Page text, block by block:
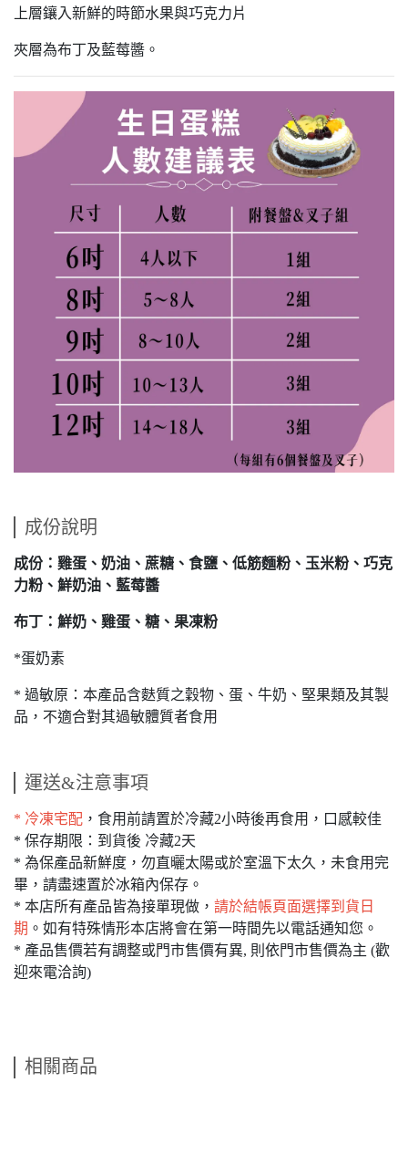
上層鑲入新鮮的時節水果與巧克力片
夾層為布丁及藍莓醬。
成份說明
成份：雞蛋、奶油、蔗糖、食鹽、低筋麵粉、玉米粉、巧克
力粉、鮮奶油、藍莓醬
布丁：鮮奶、雞蛋、糖、果凍粉
*蛋奶素
* 過敏原：本產品含麩質之穀物、蛋、牛奶、堅果類及其製
品，不適合對其過敏體質者食用
運送&注意事項
* 冷凍宅配 ，食用前請置於冷藏2小時後再食用，口感較佳
* 保存期限：到貨後 冷藏2天
* 為保產品新鮮度，勿直曬太陽或於室溫下太久，未食用完
畢，請盡速置於冰箱內保存。
* 本店所有產品皆為接單現做， 請於結帳頁面選擇到貨日
期 。如有特殊情形本店將會在第一時間先以電話通知您。
* 產品售價若有調整或門市售價有異, 則依門市售價為主 (歡
迎來電洽詢)
相關商品